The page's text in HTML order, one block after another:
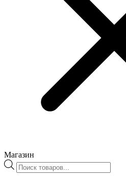
Магазин
Поиск
товаров